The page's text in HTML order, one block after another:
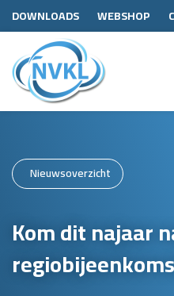
DOWNLOADS WEBSHOP
Nieuwsoverzicht
Kom dit najaar